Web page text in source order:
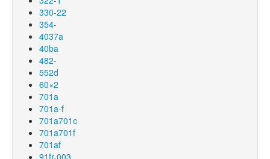
330-22
354-
4037a
40ba
482-
552d
60×2
701a
701a-f
701a701c
701a701f
701af
91fr-003